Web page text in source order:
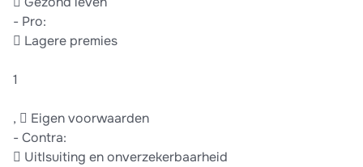
- Pro:
 Lagere premies
1
,  Eigen voorwaarden
- Contra:
 Uitlsuiting en onverzekerbaarheid